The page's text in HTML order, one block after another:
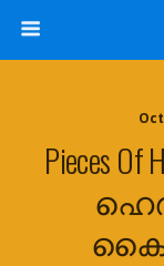
Pieces Of